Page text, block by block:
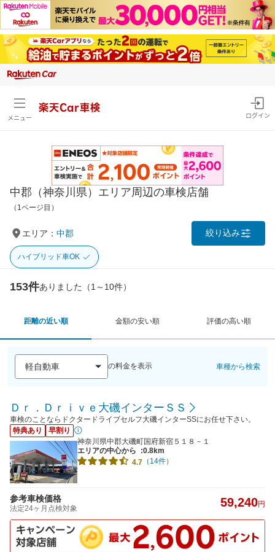
メニュー
楽天Car車検
ログイン
中郡（神奈川県）エリア周辺の車検店舗
（1ページ目）
エリア： 中郡 絞り込み
ハイブリッド車OK
153件ありました（1～10件）
距離の近い順 金額の安い順 評価の高い順
の料金を表示 車種から検索
Ｄｒ．Ｄｒｉｖｅ大磯インターＳＳ
車検のことならドクタードライブセルフ大磯インターSSにお任せ下さい。
特典あり
早割り
神奈川県中郡大磯町国府新宿５１８－１
エリアの中心から
:0.8km
4.7 （14件）
参考車検価格
法定24ヶ月点検対象 59,240円